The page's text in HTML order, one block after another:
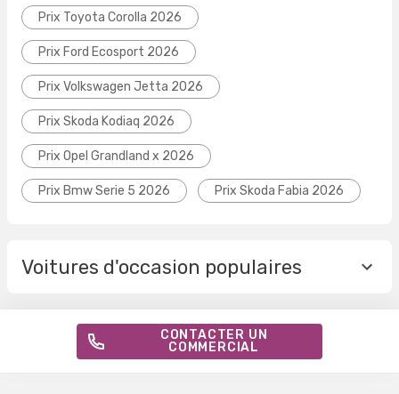
Prix Toyota Corolla 2026
Prix Ford Ecosport 2026
Prix Volkswagen Jetta 2026
Prix Skoda Kodiaq 2026
Prix Opel Grandland x 2026
Prix Bmw Serie 5 2026 Prix Skoda Fabia 2026
Voitures d'occasion populaires
CONTACTER UN
COMMERCIAL